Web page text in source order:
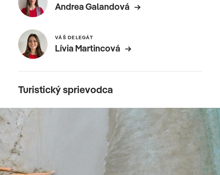
Andrea Galandová
VÁŠ DELEGÁT
Lívia Martincová
Turistický sprievodca